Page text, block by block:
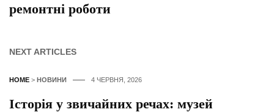
ремонтні роботи
NEXT ARTICLES
HOME > НОВИНИ 4 ЧЕРВНЯ, 2026
Історія у звичайних речах: музей